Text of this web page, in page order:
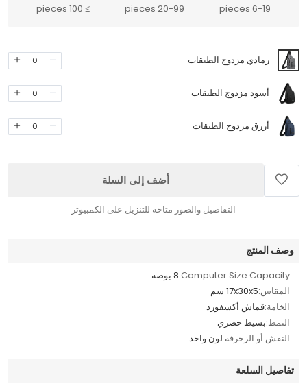
6-19 pieces
20-99 pieces
≥ 100 pieces
رمادي مزدوج الطبقات 0
أسود مزدوج الطبقات 0
أزرق مزدوج الطبقات 0
أضف إلى السلة
التفاصيل والصور متاحة للتنزيل على الكمبيوتر
وصف المنتج
Computer Size Capacity: 8 بوصة
المقاس:17x30x5 سم
الخامة:قماش أكسفورد
النمط:بسيط حضري
النقش أو الزخرفة:لون واحد
تفاصيل السلعة